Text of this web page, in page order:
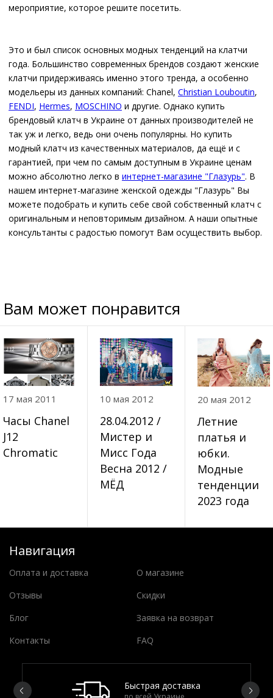
мероприятие, которое решите посетить.
Это и был список основных модных тенденций на клатчи
года. Большинство современных брендов создают женские
клатчи придерживаясь именно этого тренда, а особенно
модельеры из данных компаний: Chanel, Christian Louboutin,
FENDI, Hermes, MOSCHINO и другие. Однако купить
брендовый клатч в Украине от данных производителей не
так уж и легко, ведь они очень популярны. Но купить
модный клатч из качественных материалов, да ещё и с
гарантией, при чем по самым доступным в Украине ценам
можно абсолютно легко в интернет-магазине "Глазурь". В
нашем интернет-магазине женской одежды "Глазурь" Вы
можете подобрать и купить себе свой собственный клатч с
оригинальным и неповторимым дизайном. А наши опытные
консультанты с радостью помогут Вам осуществить выбор.
Вам может понравится
17 мая 2011
Часы Chanel
J12
Chromatic
10 мая 2012
28.04.2012 /
Мистер и
Мисс Года
Весна 2012 /
МЁД
20 мая 2012
Летние
платья и
юбки.
Модные
тенденции
2023 года
Навигация
Оплата и доставка
О магазине
Отзывы
Скидки
Блог
Заявка на возврат
Контакты
FAQ
Быстрая доставка